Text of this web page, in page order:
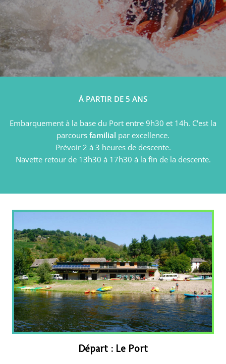
À PARTIR DE 5 ANS
Embarquement à la base du Port entre 9h30 et 14h. C'est la
parcours familial par excellence.
Prévoir 2 à 3 heures de descente.
Navette retour de 13h30 à 17h30 à la fin de la descente.
Départ : Le Port